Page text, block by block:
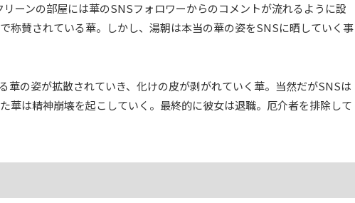
ーンの部屋には華のSNSフォロワーからのコメントが流れるように設
称賛されている華。しかし、湯朝は本当の華の姿をSNSに晒していく事
華の姿が拡散されていき、化けの皮が剥がれていく華。当然だがSNSは
華は精神崩壊を起こしていく。最終的に彼女は退職。厄介者を排除して